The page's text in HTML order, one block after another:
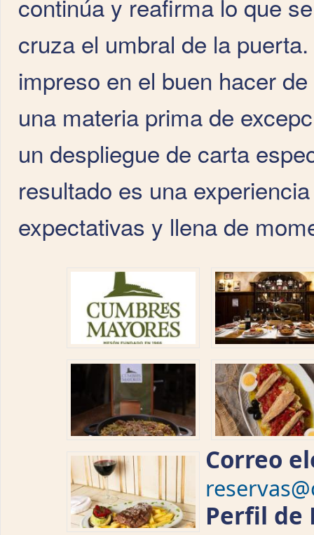
continúa y reafirma lo que
cruza el umbral de la
impreso en el buen hacer
una materia prima de
un despliegue de carta
resultado es una
expectativas y llena de
Correo
Perfil de